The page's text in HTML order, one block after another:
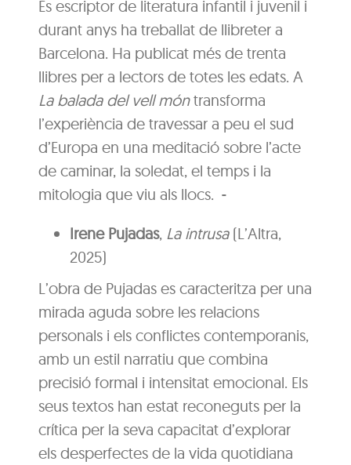
És escriptor de literatura infantil i juvenil i
durant anys ha treballat de llibreter a
Barcelona. Ha publicat més de trenta
llibres per a lectors de totes les edats. A
La balada del vell móntransforma
l’experiència de travessar a peu el sud
d’Europa en una meditació sobre l’acte
de caminar, la soledat, el temps i la
mitologia que viu als llocs.
Irene Pujadas, La intrusa(L’Altra,
2025)
L’obra de Pujadas es caracteritza per una
mirada aguda sobre les relacions
personals i els conflictes contemporanis,
amb un estil narratiu que combina
precisió formal i intensitat emocional. Els
seus textos han estat reconeguts per la
crítica per la seva capacitat d’explorar
els desperfectes de la vida quotidiana